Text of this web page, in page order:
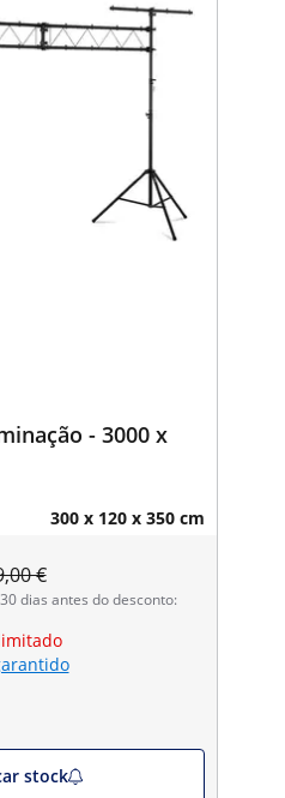
- 3000 x
300 x 120 x 350 cm
€
dias antes do desconto:
stock